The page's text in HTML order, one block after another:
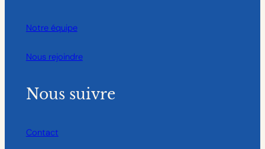
Notre équipe
Nous rejoindre
Nous suivre
Contact